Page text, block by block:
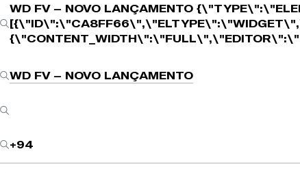
WD FV – NOVO LANÇAMENTO
{\"CONTENT_WIDTH\":\"FULL\",\"EDITOR\":\"
WD FV – NOVO LANÇAMENTO
+94